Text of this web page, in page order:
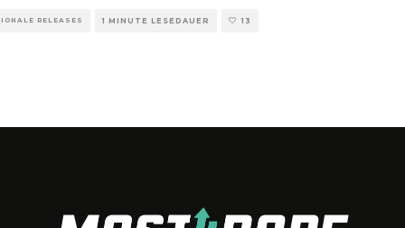
RELEASES 1 MINUTE LESEDAUER 13